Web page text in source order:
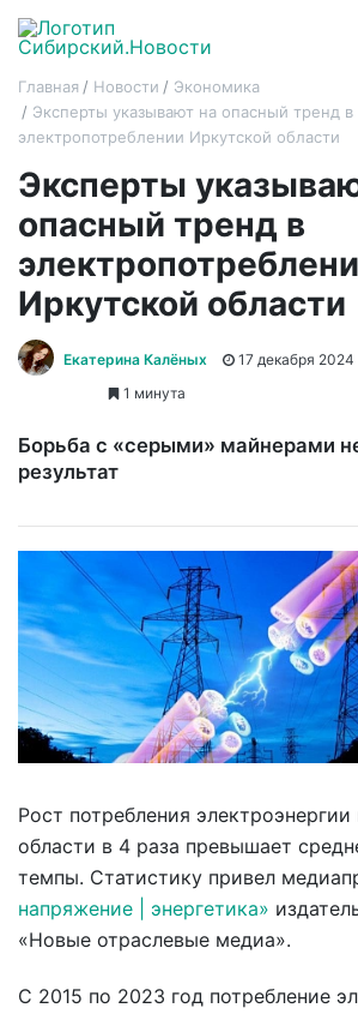
Главная Новости
Экономика
Эксперты указывают на опасный тренд в
электропотреблении Иркутской области
Эксперты
опасный тренд в
Иркутской области
Екатерина Калёных
17 декабря 2024
1 минута
Борьба с «серыми» майнерами
результат
Рост потребления
области в 4 раза превышает
темпы. Статистику привел
напряжение | энергетика»
«Новые отраслевые медиа».
С 2015 по 2023 год потребление